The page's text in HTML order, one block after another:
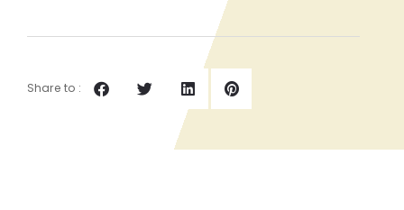
1/1
cm
Share to :